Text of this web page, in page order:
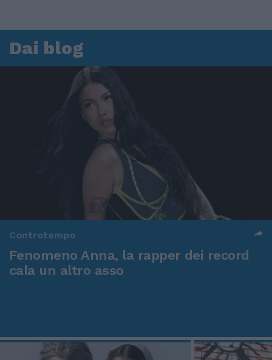
Dai blog
Controtempo
Fenomeno Anna, la rapper dei record
cala un altro asso